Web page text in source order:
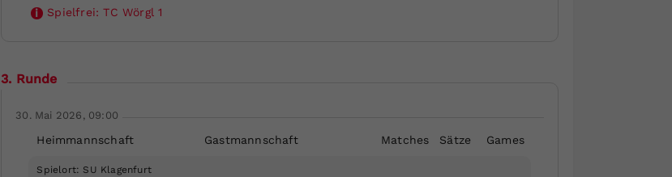
i Spielfrei:TC Wörgl 1
3. Runde
30. Mai 2026, 09:00
Heimmannschaft Gastmannschaft Matches Sätze Games
Spielort: SU Klagenfurt